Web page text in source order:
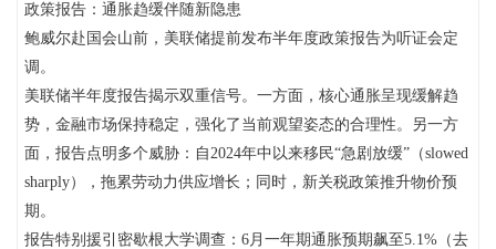
政策报告：通胀趋缓伴随新隐患
鲍威尔赴国会山前，美联储提前发布半年度政策报告为听证会定
调。
美联储半年度报告揭示双重信号。一方面，核心通胀呈现缓解趋
势，金融市场保持稳定，强化了当前观望姿态的合理性。另一方
面，报告点明多个威胁：自2024年中以来移民“急剧放缓”（slowed
sharply），拖累劳动力供应增长；同时，新关税政策推升物价预
期。
报告特别援引密歇根大学调查：6月一年期通胀预期飙至5.1%（去